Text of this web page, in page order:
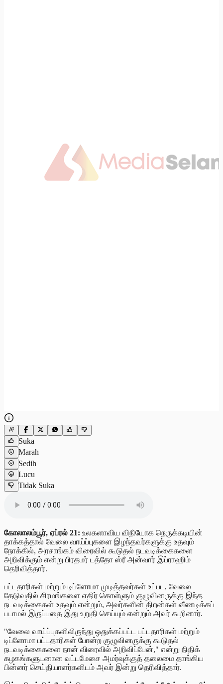
Suka
Marah
Sedih
Lucu
Tidak Suka
கோலாலம்பூர், ஏப்ரல் 21: உலகளாவிய விநியோக நெருக்கடியின்
தாக்கத்தால் வேலை வாய்ப்புகளை இழந்தவர்களுக்கு உதவும்
நோக்கில், அரசாங்கம் விரைவில் கூடுதல் நடவடிக்கைகளை
அறிவிக்கும் என்று பிரதமர் டத்தோ ஸ்ரீ அன்வார் இப்ராஹிம்
தெரிவித்தார்.
பட்டதாரிகள் மற்றும் டிப்ளோமா முடித்தவர்கள் உட்பட, வேலை
தேடுவதில் சிரமங்களை எதிர் கொள்ளும் குழுவினருக்கு இந்த
நடவடிக்கைகள் உதவும் என்றும், அவர்களின் திறன்கள் வீணடிக்கப்
படாமல் இருப்பதை இது உறுதி செய்யும் என்றும் அவர் கூறினார்.
"வேலை வாய்ப்புகளிலிருந்து ஒதுக்கப்பட்ட பட்டதாரிகள் மற்றும்
டிப்ளோமா பட்டதாரிகள் போன்ற குழுவினருக்கு கூடுதல்
நடவடிக்கைகளை நான் விரைவில் அறிவிப்பேன்," என்று நிதிக்
கழகங்களுடனான வட்டமேசை அமர்வுக்குத் தலைமை தாங்கிய
பின்னர் செய்தியாளர்களிடம் அவர் இன்று தெரிவித்தார்.